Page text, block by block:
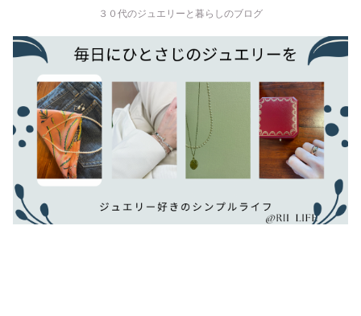
３０代のジュエリーと暮らしのブログ